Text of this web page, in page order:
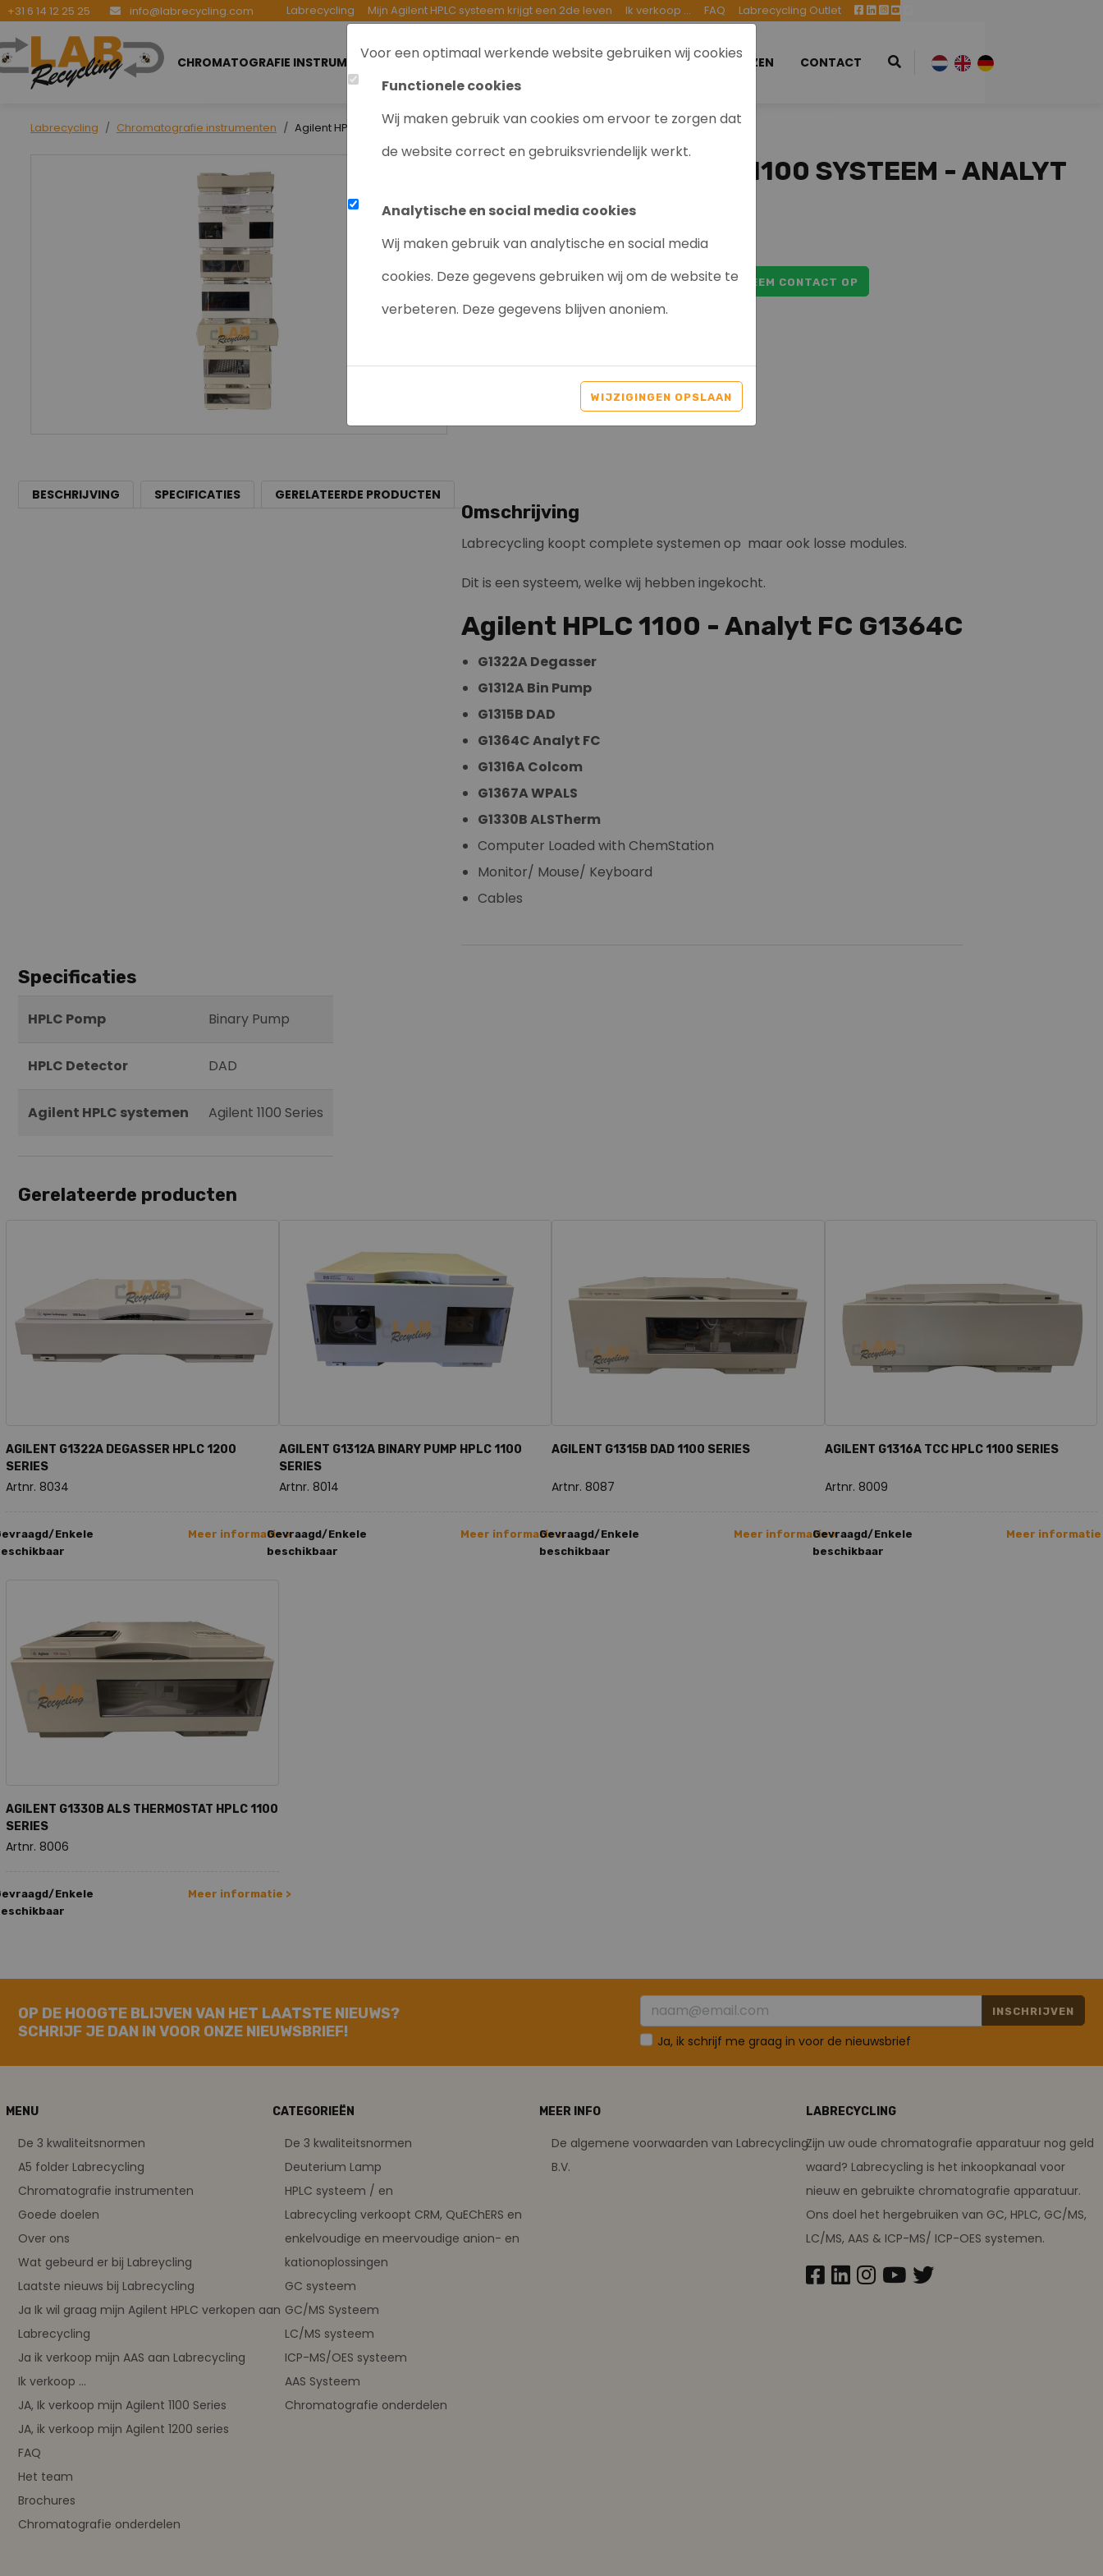
Voor een optimaal werkende website gebruiken wij cookies
Functionele cookies
Wij maken gebruik van cookies om ervoor te zorgen dat
de website correct en gebruiksvriendelijk werkt.
Analytische en social media cookies
Wij maken gebruik van analytische en social media
cookies. Deze gegevens gebruiken wij om de website te
verbeteren. Deze gegevens blijven anoniem.
WIJZIGINGEN OPSLAAN
+31 6 14 12 25 25 info@labrecycling.com Labrecycling Mijn Agilent HPLC systeem krijgt een 2de leven Ik verkoop ... FAQ Labrecycling Outlet
CHROMATOGRAFIE INSTRUMENTEN INKOOP GOEDE DOELEN OVER ONS BEURZEN CONTACT
Labrecycling Chromatografie instrumenten Agilent HPLC 1100 systeem - Analyt FC G1364C
AGILENT HPLC 1100 SYSTEEM - ANALYT
FC G1364C
Artikelnr: 2013
Gevraagd/Te koop NEEM CONTACT OP
BESCHRIJVING SPECIFICATIES GERELATEERDE PRODUCTEN
Omschrijving
Labrecycling koopt complete systemen op maar ook losse modules.
Dit is een systeem, welke wij hebben ingekocht.
Agilent HPLC 1100 - Analyt FC G1364C
G1322A Degasser
G1312A Bin Pump
G1315B DAD
G1364C Analyt FC
G1316A Colcom
G1367A WPALS
G1330B ALSTherm
Computer Loaded with ChemStation
Monitor/ Mouse/ Keyboard
Cables
Specificaties
HPLC Pomp Binary Pump
HPLC Detector DAD
Agilent HPLC systemen Agilent 1100 Series
Gerelateerde producten
AGILENT G1322A DEGASSER HPLC 1200
SERIES
Artnr. 8034
Enkele
Meer informatie >
AGILENT G1312A BINARY PUMP HPLC 1100
SERIES
Artnr. 8014
Gevraagd/Enkele
beschikbaar
Meer informatie >
AGILENT G1315B DAD 1100 SERIES
Artnr. 8087
Gevraagd/Enkele
beschikbaar
Meer informatie >
AGILENT G1316A TCC HPLC 1100 SERIES
Artnr. 8009
Gevraagd/Enkele
beschikbaar
Meer informatie
AGILENT G1330B ALS THERMOSTAT HPLC 1100
SERIES
Artnr. 8006
Enkele
Meer informatie >
OP DE HOOGTE BLIJVEN VAN HET LAATSTE NIEUWS?
SCHRIJF JE DAN IN VOOR ONZE NIEUWSBRIEF!
INSCHRIJVEN
Ja, ik schrijf me graag in voor de nieuwsbrief
MENU
De 3 kwaliteitsnormen
A5 folder Labrecycling
Chromatografie instrumenten
Goede doelen
Over ons
Wat gebeurd er bij Labreycling
Laatste nieuws bij Labrecycling
Ja Ik wil graag mijn Agilent HPLC verkopen aan
Labrecycling
Ja ik verkoop mijn AAS aan Labrecycling
Ik verkoop ...
JA, Ik verkoop mijn Agilent 1100 Series
JA, ik verkoop mijn Agilent 1200 series
FAQ
Het team
Brochures
Chromatografie onderdelen
CATEGORIEËN
De 3 kwaliteitsnormen
Deuterium Lamp
HPLC systeem / en
Labrecycling verkoopt CRM, QuEChERS en
enkelvoudige en meervoudige anion- en
kationoplossingen
GC systeem
GC/MS Systeem
LC/MS systeem
ICP-MS/OES systeem
AAS Systeem
Chromatografie onderdelen
MEER INFO
De algemene voorwaarden van Labrecycling
B.V.
LABRECYCLING
Zijn uw oude chromatografie apparatuur nog geld
waard? Labrecycling is het inkoopkanaal voor
nieuw en gebruikte chromatografie apparatuur.
Ons doel het hergebruiken van GC, HPLC, GC/MS,
LC/MS, AAS & ICP-MS/ ICP-OES systemen.